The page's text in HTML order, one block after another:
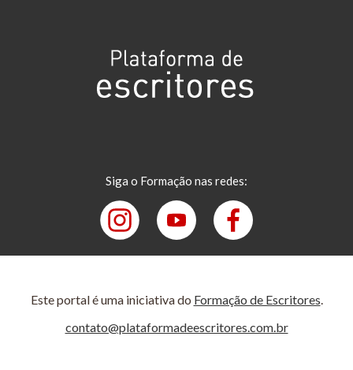
Siga o Formação nas redes:
Este portal é uma iniciativa do Formação de Escritores
contato@plataformadeescritores.com.br